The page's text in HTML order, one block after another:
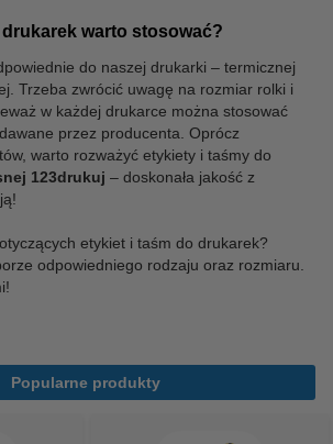
warto stosować?
do naszej drukarki – termicznej
Trzeba zwrócić uwagę na rozmiar rolki i
w każdej drukarce można stosować
przez producenta. Oprócz
warto rozważyć etykiety i taśmy do
123drukuj – doskonała jakość z
etykiet i taśm do drukarek?
odpowiedniego rodzaju oraz rozmiaru.
Popularne produkty